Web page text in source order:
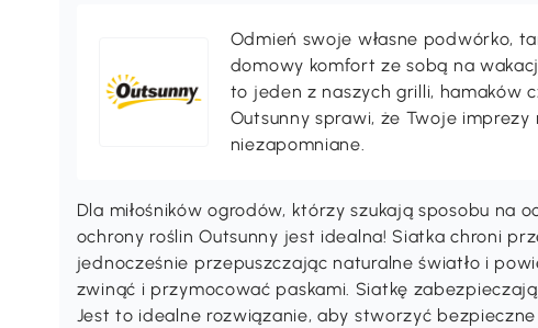
Odmień swoje własne podwórko,
domowy komfort ze sobą na
to jeden z naszych grilli, hamaków
Outsunny sprawi, że Twoje
niezapomniane.
Dla miłośników ogrodów, którzy szukają sposobu na
ochrony roślin Outsunny jest idealna! Siatka chroni
jednocześnie przepuszczając naturalne światło i
zwinąć i przymocować paskami. Siatkę
Jest to idealne rozwiązanie, aby stworzyć